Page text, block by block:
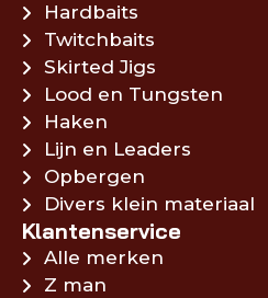
Hardbaits
Twitchbaits
Skirted Jigs
Lood en Tungsten
Haken
Lijn en Leaders
Opbergen
Divers klein materiaal
Klantenservice
Alle merken
Z man